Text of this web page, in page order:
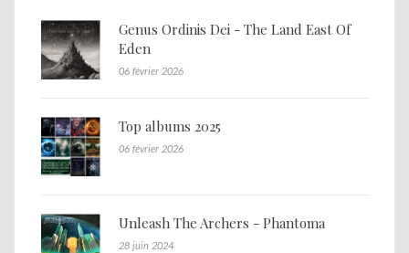
Genus Ordinis Dei - The Land East Of
Eden
06 février 2026
Top albums 2025
06 février 2026
Unleash The Archers - Phantoma
28 juin 2024